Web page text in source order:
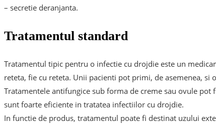
– secretie deranjanta.
Tratamentul standard
Tratamentul tipic pentru o infectie cu drojdie este un
reteta, fie cu reteta. Unii pacienti pot primi, de asemenea, si
Tratamentele antifungice sub forma de creme sau ovule
sunt foarte eficiente in tratatea infectiilor cu drojdie.
In functie de produs, tratamentul poate fi destinat uzului